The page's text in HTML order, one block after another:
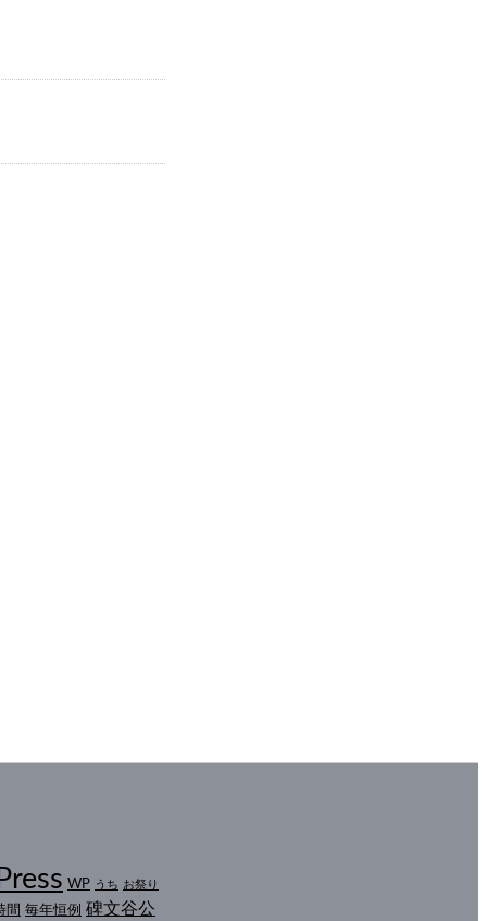
WP うち お祭り
間 毎年恒例 碑文谷公